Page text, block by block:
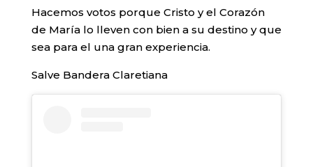
Hacemos votos porque Cristo y el Corazón
de María lo lleven con bien a su destino y que
sea para el una gran experiencia.
Salve Bandera Claretiana